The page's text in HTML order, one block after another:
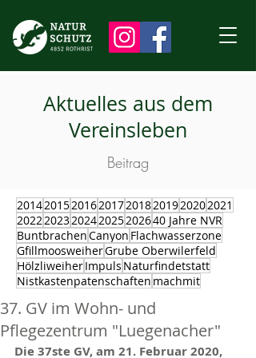
Aktuelles aus dem
Vereinsleben
Beitrag
20142015201620172018201920202021
2022202320242025202640 Jahre NVR
BuntbrachenCanyon Flachwasserzone
GfillmoosweiherGrube Oberwilerfeld
HölzliweiherImpuls Naturfindetstatt
Nistkastenpatenschaften machmit
37. GV im Wohn- und
Pflegezentrum "Luegenacher"
Die 37ste GV, am 21. Februar 2020,